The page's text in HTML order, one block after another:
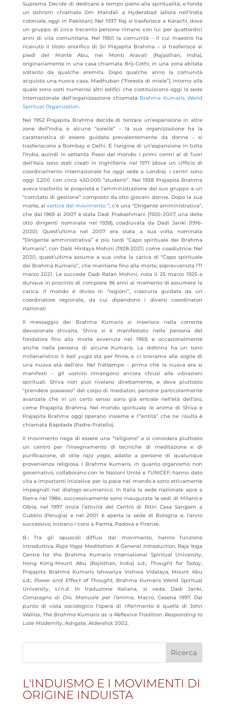
Suprema. Decide di dedicarsi a tempo pieno alla spiritualità, e fonda
unashram
chiamato Om Mandali a Hyderabad (allora nell’India
coloniale, oggi in Pakistan). Nel 1937 Raj si trasferisce a Karachi, dove
un gruppo di circa trecento persone rimane con lui per quattordici
anni di vita comunitaria. Nel 1950 la comunità – il cui maestro ha
ricevuto il titolo onorifico di Sri Prajapita Brahma – si trasferisce ai
piedi del Monte Abu, nei Monti Aravali (Rajasthan, India),
originariamente in una casa chiamata Brij-Cothi, in una zona abitata
soltanto da qualche eremita. Dopo qualche anno la comunità
acquista una nuova casa, Madhuban (“Foresta di miele”), intorno alla
quale sono sorti numerosi altri edifici che costituiscono oggi la sede
internazionale dell’organizzazione chiamata Brahma Kumaris World
Spiritual Organization.
Nel 1952 Prajapita Brahma decide di tentare un’espansione in altre
zone dell’India, e alcune “sorelle” – la sua organizzazione ha la
caratteristica di essere guidata prevalentemente da donne – si
trasferiscono a Bombay e Delhi. È l’origine di un’espansione in tutta
l’India, quindi in settanta Paesi del mondo. I primi centri al di fuori
dell’Asia sono stati creati in Inghilterra nel 1971 (dove un Ufficio di
coordinamento internazionale ha oggi sede a Londra). I centri sono
oggi 3.200 con circa 450.000 “studenti”. Nel 1938 Prajapita Brahma
aveva trasferito le proprietà e l’amministrazione del suo gruppo a un
“comitato di gestione” composto da otto giovani donne. Dopo la sua
morte, alvertice del movimento “, c’è una “Dirigente amministrativa”,
che dal 1969 al 2007 è stata Dadi Prakashmani (1920-2007, una delle
otto dirigenti nominate nel 1938), coadiuvata da Dadi Janki (1916-
2020). Quest’ultima nel 2007 era stata a sua volta nominata
“Dirigente amministrativa” e più tardi “Capo spirituale dei Brahma
Kumaris”, con Dadi Hirdaya Mohini (1928-2021) come coadiutrice. Nel
2020, quest’ultima assume a sua volta la carica di “Capo spirituale
dei Brahma Kumaris”, che mantiene fino alla morte, sopravvenuta l’11
marzo 2021. Le succede Dadi Ratan Mohini, nata il 25 marzo 1925 e
dunque in procinto di compiere 96 anni al momento di assumere la
carica. Il mondo è diviso in “regioni”, ciascuna guidata da un
coordinatore regionale, da cui dipendono i diversi coordinatori
nazionali.
Il messaggio dei Brahma Kumaris si inserisce nella corrente
devozionale shivaita. Shiva si è manifestato nella persona del
fondatore fino alla morte avvenuta nel 1969, e occasionalmente
anche nella persona di alcune Kumaris. La dottrina ha un tono
millenaristico: ilkali yugasta per finire, e ci troviamo alle soglie di
una nuova età dell’oro. Nel frattempo – prima che la nuova era si
manifesti – gli uomini rimangono ancora chiusi alle vibrazioni
spirituali. Shiva non può rivelarsi direttamente, e deve piuttosto
“prendere possesso” del corpo di mediatori, persone particolarmente
avanzate che in un certo senso sono già entrate nell’età dell’oro,
come Prajapita Brahma. Nel mondo spirituale le anime di Shiva e
Prajapita Brahma oggi operano insieme e l'”entità” che ne risulta è
chiamata Bapdada (Padre-Fratello).
Il movimento nega di essere una “religione” e si considera piuttosto
un centro per l’insegnamento di tecniche di meditazione e di
purificazione, di stile raja yoga, adatte a persone di qualunque
provenienza religiosa. I Brahma Kumaris, in quanto organismo non
governativo, collaborano con le Nazioni Unite e l’UNICEF; hanno dato
vita a importanti iniziative per la pace nel mondo e sono attivamente
impegnati nel dialogo ecumenico. In Italia la sede nazionale apre a
Roma nel 1984; successivamente sono inaugurate le sedi di Milano e
Olbia; nel 1997 inizia l’attività del Centro di Ritiri Casa Sangam a
Gubbio (Perugia) e nel 2001 è aperta la sede di Bologna e, l’anno
successivo, iniziano i corsi a Parma, Padova e Firenze.
B.: Tra gli opuscoli diffusi dal movimento, hanno funzione
introduttiva:Raja Yoga Meditation: A General Introduction, Raja Yoga
Centre for the Brahma Kumaris International Spiritual University,
Hong Kong-Mount Abu (Rajisthan, India) s.d.; Thought for Today,
Prajapita Brahma Kumaris Ishwariya Vishwa Vidalaya, Mount Abu
s.d.; Power and Effect of Thought, Brahma Kumaris World Spiritual
University, s.l.n.d. In traduzione italiana, si veda: Dadi Janki,
Compagno di Dio. Manuale per l’anima, Macro, Cesena 1997. Dal
punto di vista sociologico l’opera di riferimento è quella di John
Walliss, The Brahma Kumaris as a Reflexive Tradition. Responding to
Late Modernity, Ashgate, Aldershot 2002.
L'INDUISMO E I MOVIMENTI DI
ORIGINE INDUISTA